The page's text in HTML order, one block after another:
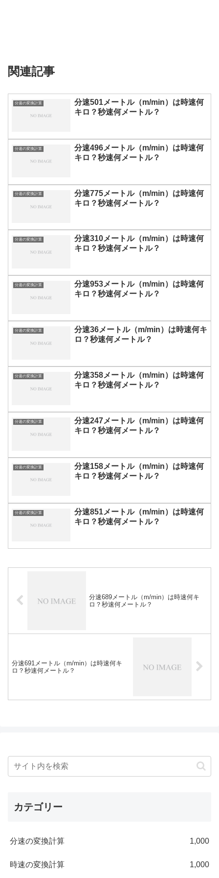
関連記事
分速の変換計算
分速501メートル（m/min）は時速何
キロ？秒速何メートル？
分速の変換計算
分速496メートル（m/min）は時速何
キロ？秒速何メートル？
分速の変換計算
分速775メートル（m/min）は時速何
キロ？秒速何メートル？
分速の変換計算
分速310メートル（m/min）は時速何
キロ？秒速何メートル？
分速の変換計算
分速953メートル（m/min）は時速何
キロ？秒速何メートル？
分速の変換計算
分速36メートル（m/min）は時速何キ
ロ？秒速何メートル？
分速の変換計算
分速358メートル（m/min）は時速何
キロ？秒速何メートル？
分速の変換計算
分速247メートル（m/min）は時速何
キロ？秒速何メートル？
分速の変換計算
分速158メートル（m/min）は時速何
キロ？秒速何メートル？
分速の変換計算
分速851メートル（m/min）は時速何
キロ？秒速何メートル？
分速689メートル（m/min）は時速何キ
ロ？秒速何メートル？
分速691メートル（m/min）は時速何キ
ロ？秒速何メートル？
カテゴリー
分速の変換計算 1,000
時速の変換計算 1,000